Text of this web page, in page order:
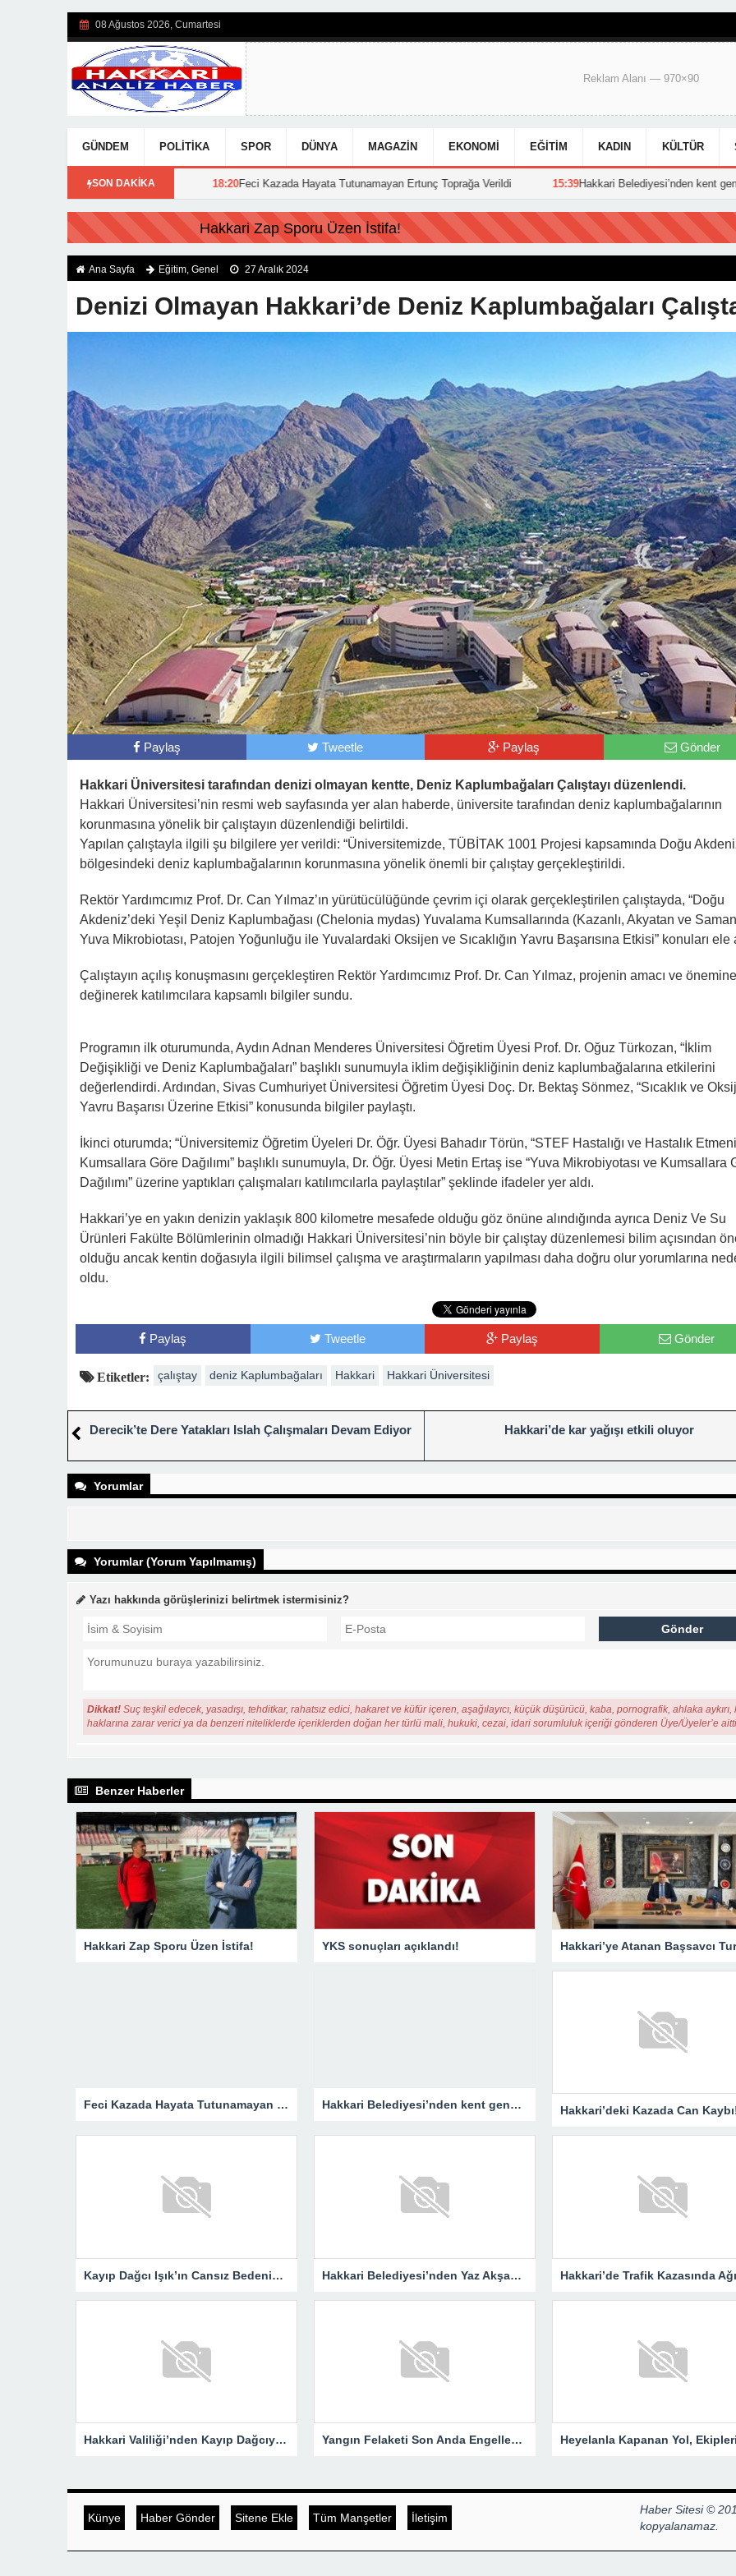
08 Ağustos 2026, Cumartesi
Reklam Alanı — 970×90
GÜNDEM POLITIKA SPOR DÜNYA MAGAZIN EKONOMI EĞITIM KADIN KÜLTÜR
SON DAKİKA
Görevine Başladı 18:20 Feci Kazada Hayata Tutunamayan Ertunç Toprağa Verildi 15:39 Hakkari Belediyesi’nden kent genelinde
FLAŞ HABER: Hakkari Zap Sporu Üzen İstifa!
Ana Sayfa Eğitim, Genel 27 Aralık 2024
Denizi Olmayan Hakkari’de Deniz Kaplumbağaları
Paylaş Tweetle Paylaş Gönder
Hakkari Üniversitesi tarafından denizi olmayan kentte, Deniz Kaplumbağaları Çalıştayı düzenlendi.
Hakkari Üniversitesi’nin resmi web sayfasında yer alan haberde, üniversite tarafından deniz kaplumbağalarının
korunmasına yönelik bir çalıştayın düzenlendiği belirtildi.
Yapılan çalıştayla ilgili şu bilgilere yer verildi: “Üniversitemizde, TÜBİTAK 1001 Projesi kapsamında Doğu
bölgesindeki deniz kaplumbağalarının korunmasına yönelik önemli bir çalıştay gerçekleştirildi.
Rektör Yardımcımız Prof. Dr. Can Yılmaz’ın yürütücülüğünde çevrim içi olarak gerçekleştirilen çalıştayda, “Doğu
Akdeniz’deki Yeşil Deniz Kaplumbağası (Chelonia mydas) Yuvalama Kumsallarında (Kazanlı, Akyatan ve
Yuva Mikrobiotası, Patojen Yoğunluğu ile Yuvalardaki Oksijen ve Sıcaklığın Yavru Başarısına Etkisi” konuları ele
Çalıştayın açılış konuşmasını gerçekleştiren Rektör Yardımcımız Prof. Dr. Can Yılmaz, projenin amacı ve önemine
değinerek katılımcılara kapsamlı bilgiler sundu.
Programın ilk oturumunda, Aydın Adnan Menderes Üniversitesi Öğretim Üyesi Prof. Dr. Oğuz Türkozan, “İklim
Değişikliği ve Deniz Kaplumbağaları” başlıklı sunumuyla iklim değişikliğinin deniz kaplumbağalarına etkilerini
değerlendirdi. Ardından, Sivas Cumhuriyet Üniversitesi Öğretim Üyesi Doç. Dr. Bektaş Sönmez, “Sıcaklık ve
Yavru Başarısı Üzerine Etkisi” konusunda bilgiler paylaştı.
İkinci oturumda; “Üniversitemiz Öğretim Üyeleri Dr. Öğr. Üyesi Bahadır Törün, “STEF Hastalığı ve Hastalık
Kumsallara Göre Dağılımı” başlıklı sunumuyla, Dr. Öğr. Üyesi Metin Ertaş ise “Yuva Mikrobiyotası ve Kumsallara
Dağılımı” üzerine yaptıkları çalışmaları katılımcılarla paylaştılar” şeklinde ifadeler yer aldı.
Hakkari’ye en yakın denizin yaklaşık 800 kilometre mesafede olduğu göz önüne alındığında ayrıca Deniz Ve Su
Ürünleri Fakülte Bölümlerinin olmadığı Hakkari Üniversitesi’nin böyle bir çalıştay düzenlemesi bilim açısından
olduğu ancak kentin doğasıyla ilgili bilimsel çalışma ve araştırmaların yapılması daha doğru olur yorumlarına
oldu.
Paylaş Tweetle Paylaş Gönder
Etiketler: çalıştay deniz Kaplumbağaları Hakkari Hakkari Üniversitesi
Derecik’te Dere Yatakları Islah Çalışmaları Devam Ediyor Hakkari’de kar yağışı etkili oluyor
Yorumlar
Yorumlar (Yorum Yapılmamış)
Yazı hakkında görüşlerinizi belirtmek istermisiniz?
Dikkat! Suç teşkil edecek, yasadışı, tehditkar, rahatsız edici, hakaret ve küfür içeren, aşağılayıcı, küçük düşürücü, kaba, pornografik, ahlaka aykırı,
haklarına zarar verici ya da benzeri niteliklerde içeriklerden doğan her türlü mali, hukuki, cezai, idari sorumluluk içeriği gönderen Üye/Üyeler’e
Benzer Haberler
Hakkari Zap Sporu Üzen İstifa! YKS sonuçları açıklandı!
Feci Kazada Hayata Tutunamayan Ertunç Toprağa Verildi Hakkari Belediyesi’nden kent genelinde yoğun asfalt mesaisi Hakkari’deki Kazada Can
Hakkari Valiliği’nden Kayıp Dağcıya İlişkin Açıklama! Yangın Felaketi Son Anda Engellendi!
Haber Sitesi ©
kopyalanamaz.